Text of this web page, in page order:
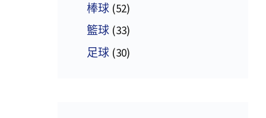
棒球 (52)
籃球 (33)
足球 (30)